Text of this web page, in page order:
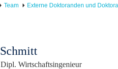
Team Externe Doktoranden und
Wirtschaftsingenieur